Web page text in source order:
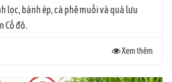
lọc, bánh ép, cà phê muối và quà lưu
Cố đô.
Xem thêm